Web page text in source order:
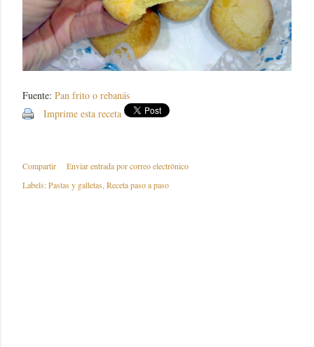
Fuente: Pan frito o rebanás
Imprime esta receta
Compartir
Enviar entrada por correo electrónico
Labels:Pastas y galletas Receta paso a paso